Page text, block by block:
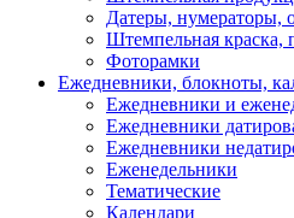
Датеры, нумераторы,
Штемпельная краска,
Фоторамки
Ежедневники, блокноты,
Ежедневники и
Ежедневники
Ежедневники
Еженедельники
Тематические
Календари